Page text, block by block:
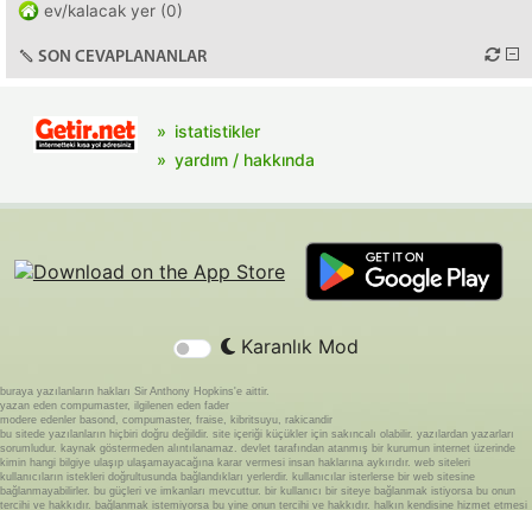
ev/kalacak yer (0)
SON CEVAPLANANLAR
istatistikler
yardım / hakkında
Karanlık Mod
buraya yazılanların hakları Sir Anthony Hopkins'e aittir.
yazan eden compumaster, ilgilenen eden fader
modere edenler basond, compumaster, fraise, kibritsuyu, rakicandir
bu sitede yazılanların hiçbiri doğru değildir. site içeriği küçükler için sakıncalı olabilir. yazılardan yazarları
sorumludur. kaynak göstermeden alıntılanamaz. devlet tarafından atanmış bir kurumun internet üzerinde
kimin hangi bilgiye ulaşıp ulaşamayacağına karar vermesi insan haklarına aykırıdır. web siteleri
kullanıcıların istekleri doğrultusunda bağlandıkları yerlerdir. kullanıcılar isterlerse bir web sitesine
bağlanmayabilirler. bu güçleri ve imkanları mevcuttur. bir kullanıcı bir siteye bağlanmak istiyorsa bu onun
tercihi ve hakkıdır. bağlanmak istemiyorsa bu yine onun tercihi ve hakkıdır. halkın kendisine hizmet etmesi